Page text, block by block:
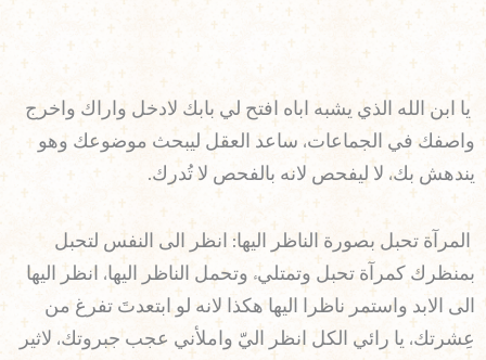
يا ابن الله الذي يشبه اباه افتح لي بابك لادخل واراك واخرج
واصفك في الجماعات، ساعد العقل ليبحث موضوعك وهو
يندهش بك، لا ليفحص لانه بالفحص لا تُدرك.
المرآة تحبل بصورة الناظر اليها: انظر الى النفس لتحبل
بمنظرك كمرآة تحبل وتمتليء وتحمل الناظر اليها، انظر اليها
الى الابد واستمر ناظرا اليها هكذا لانه لو ابتعدتَ تفرغ من
عِشرتك، يا رائي الكل انظر اليّ واملأني عجب جبروتك، لاثير